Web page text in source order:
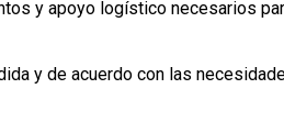
y apoyo logístico necesarios
y de acuerdo con las